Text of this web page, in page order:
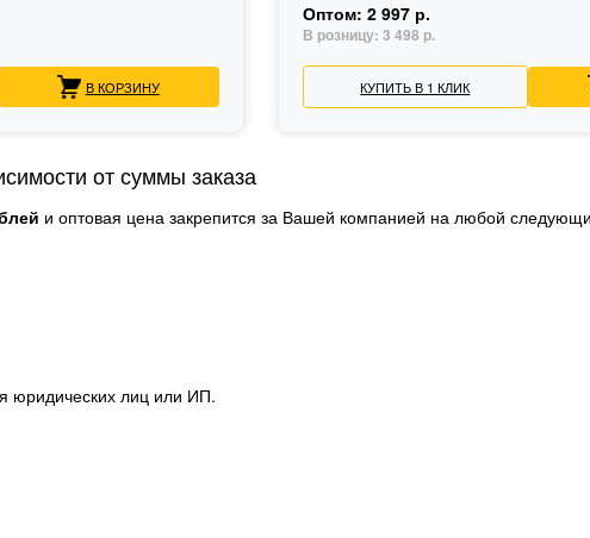
В КОРЗИНУ
Оптом: 2 997 р.
В розницу: 3 498 р.
КУПИТЬ В 1 КЛИК
от суммы заказа
и оптовая цена закрепится за Вашей компанией на любой
юридических лиц или ИП.